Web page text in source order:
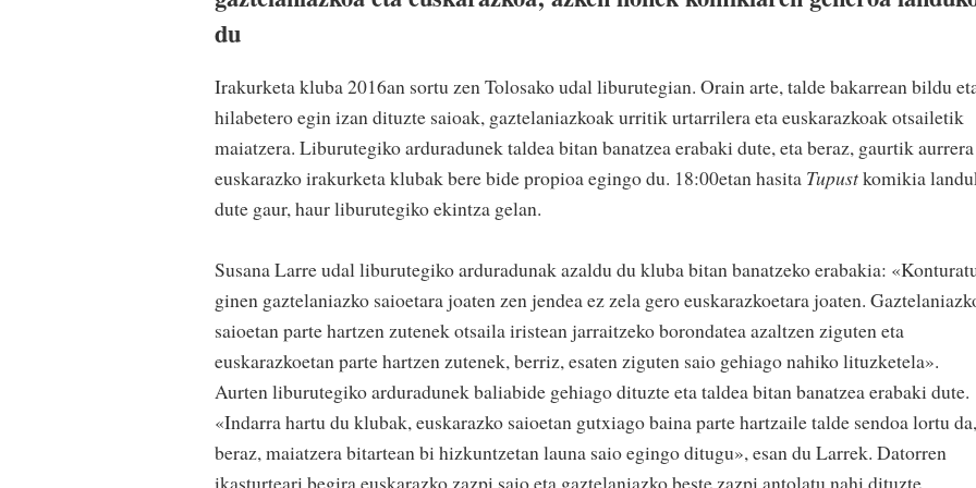
du
Irakurketa kluba 2016an sortu zen Tolosako udal liburutegian. Orain arte, talde bakarrean bildu
hilabetero egin izan dituzte saioak, gaztelaniazkoak urritik urtarrilera eta euskarazkoak otsailetik
maiatzera. Liburutegiko arduradunek taldea bitan banatzea erabaki dute, eta beraz, gaurtik aurrera
euskarazko irakurketa klubak bere bide propioa egingo du. 18:00etan hasita Tupustkomikia
dute gaur, haur liburutegiko ekintza gelan.
Susana Larre udal liburutegiko arduradunak azaldu du kluba bitan banatzeko erabakia:
ginen gaztelaniazko saioetara joaten zen jendea ez zela gero euskarazkoetara joaten.
saioetan parte hartzen zutenek otsaila iristean jarraitzeko borondatea azaltzen ziguten eta
euskarazkoetan parte hartzen zutenek, berriz, esaten ziguten saio gehiago nahiko lituzketela».
Aurten liburutegiko arduradunek baliabide gehiago dituzte eta taldea bitan banatzea erabaki dute.
«Indarra hartu du klubak, euskarazko saioetan gutxiago baina parte hartzaile talde sendoa lortu da,
beraz, maiatzera bitartean bi hizkuntzetan launa saio egingo ditugu», esan du Larrek. Datorren
ikasturteari begira euskarazko zazpi saio eta gaztelaniazko beste zazpi antolatu nahi dituzte